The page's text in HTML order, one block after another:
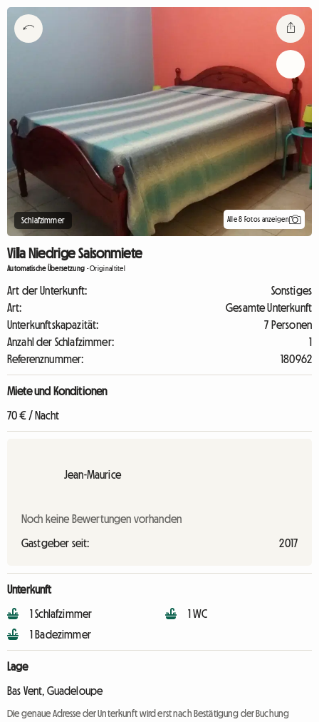
Schlafzimmer Alle 8 Fotos anzeigen
Villa Niedrige Saisonmiete
Automatische Übersetzung -Originaltitel
Art der Unterkunft:
Sonstiges
Art:
Gesamte Unterkunft
Unterkunftskapazität:
7 Personen
Anzahl der Schlafzimmer:
1
Referenznummer:
180962
Miete und Konditionen
70 € / Nacht
Jean-Maurice
Noch keine Bewertungen vorhanden
Gastgeber seit: 2017
Unterkunft
1 Schlafzimmer
1 Badezimmer
1 WC
Lage
Bas Vent, Guadeloupe
Die genaue Adresse der Unterkunft wird erst nach Bestätigung der Buchung